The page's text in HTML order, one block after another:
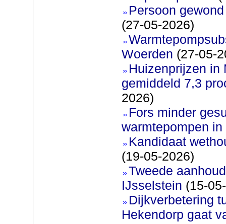
Persoon
(27-05-2026)
Woerden (27-05-
Huizenprijzen in
gemiddeld 7,3
2026)
Fors minder
warmtepompen in
Kandidaat
(19-05-2026)
Tweede
IJsselstein (15-
Dijkverbetering
Hekendorp gaat